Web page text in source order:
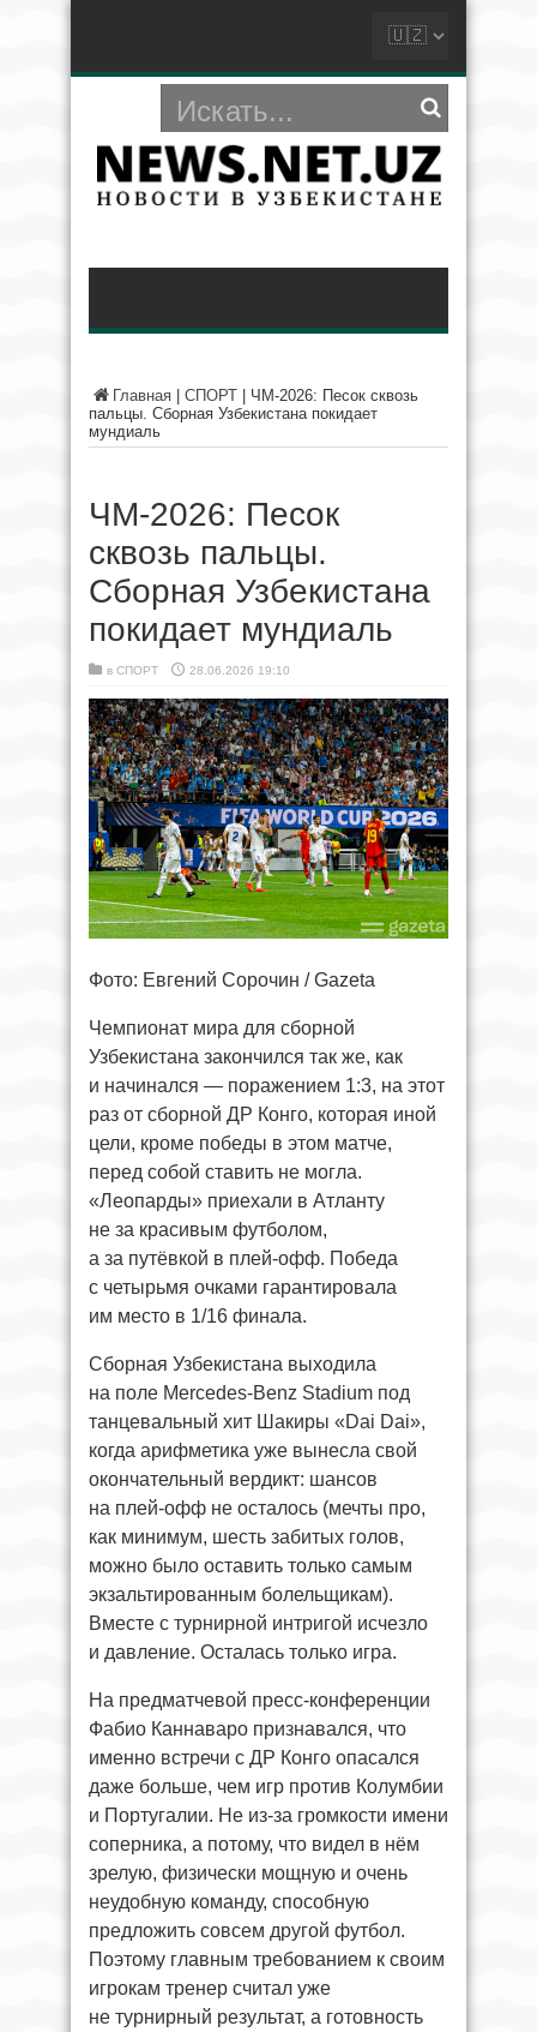
Главная СПОРТ
ЧМ-2026: Песок сквозь
пальцы. Сборная Узбекистана покидает
мундиаль
ЧМ-2026: Песок
сквозь пальцы.
Сборная Узбекистана
покидает мундиаль
в СПОРТ 28.06.2026 19:10
Фото: Евгений Сорочин / Gazeta
Чемпионат мира для сборной
Узбекистана закончился так же, как
и начинался — поражением 1:3, на этот
раз от сборной ДР Конго, которая иной
цели, кроме победы в этом матче,
перед собой ставить не могла.
«Леопарды» приехали в Атланту
не за красивым футболом,
а за путёвкой в плей-офф. Победа
с четырьмя очками гарантировала
им место в 1/16 финала.
Сборная Узбекистана выходила
на поле Mercedes-Benz Stadium под
танцевальный хит Шакиры «Dai Dai»,
когда арифметика уже вынесла свой
окончательный вердикт: шансов
на плей-офф не осталось (мечты про,
как минимум, шесть забитых голов,
можно было оставить только самым
экзальтированным болельщикам).
Вместе с турнирной интригой исчезло
и давление. Осталась только игра.
На предматчевой пресс-конференции
Фабио Каннаваро признавался, что
именно встречи с ДР Конго опасался
даже больше, чем игр против Колумбии
и Португалии. Не из-за громкости имени
соперника, а потому, что видел в нём
зрелую, физически мощную и очень
неудобную команду, способную
предложить совсем другой футбол.
Поэтому главным требованием к своим
игрокам тренер считал уже
не турнирный результат, а готовность